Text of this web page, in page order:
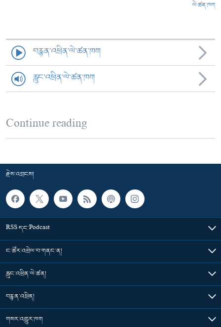
ལེ་ཚན་ཁག
བརྙན་འཕྲིན་ལེ་ཚན་ཁག
རླུང་འཕྲིན་ལེ་ཚན་ཁག
Continue reading
རྗེས་འབྲངས།
RSS དང་Podcast
ང་ཚོར་འབྲེལ་བ་གནང་ན།
རླུང་འཕྲིན་ལེ་ཚན།
བརྙན་འཕྲིན།
གསར་འགྱུར་ཁག